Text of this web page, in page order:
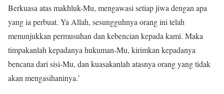
Berkuasa atas makhluk-Mu, mengawasi setiap jiwa dengan apa
yang ia perbuat. Ya Allah, sesungguhnya orang ini telah
menunjukkan permusuhan dan kebencian kepada kami. Maka
timpakanlah kepadanya hukuman-Mu, kirimkan kepadanya
bencana dari sisi-Mu, dan kuasakanlah atasnya orang yang tidak
akan mengasihaninya.’